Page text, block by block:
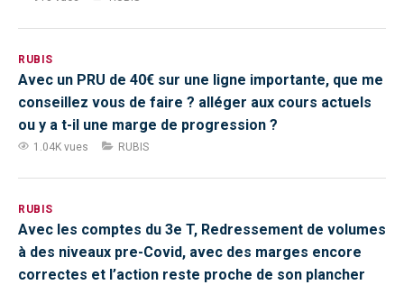
RUBIS
Avec un PRU de 40€ sur une ligne importante, que me
conseillez vous de faire ? alléger aux cours actuels
ou y a t-il une marge de progression ?
1.04K vues RUBIS
RUBIS
Avec les comptes du 3e T, Redressement de volumes
à des niveaux pre-Covid, avec des marges encore
correctes et l’action reste proche de son plancher